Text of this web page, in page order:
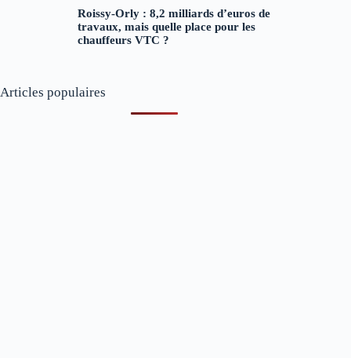
Roissy-Orly : 8,2 milliards d’euros de
travaux, mais quelle place pour les
chauffeurs VTC ?
Articles populaires